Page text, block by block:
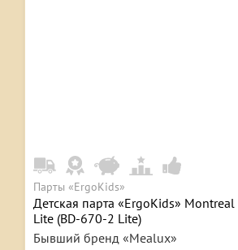
Парты «ErgoKids»
Детская парта «ErgoKids»
Lite (BD-670-2 Lite)
Бывший бренд «Mealux»